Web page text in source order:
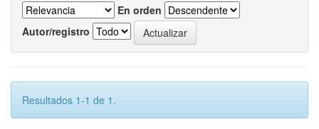
En orden
Autor/registro
Resultados 1-1 de 1.